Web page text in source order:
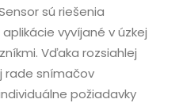
sú riešenia
vyvíjané v úzkej
Vďaka rozsiahlej
rade snímačov
požiadavky